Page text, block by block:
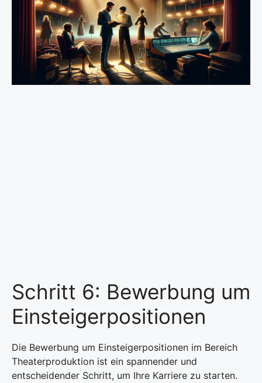
Schritt 6: Bewerbung um
Einsteigerpositionen
Die Bewerbung um Einsteigerpositionen im Bereich
Theaterproduktion ist ein spannender und
entscheidender Schritt, um Ihre Karriere zu starten.